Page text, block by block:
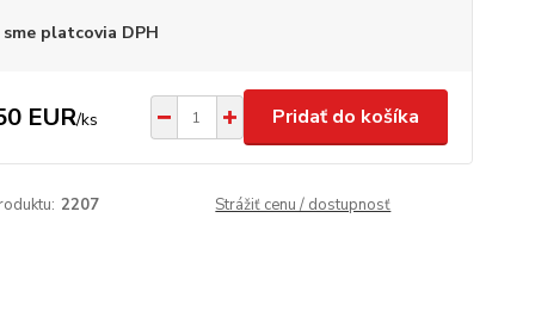
sme platcovia DPH
EUR/ks Pridať do košíka
2207 Strážiť cenu / dostupnosť